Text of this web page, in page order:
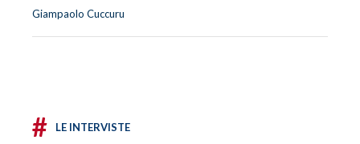
Giampaolo Cuccuru
# LE INTERVISTE